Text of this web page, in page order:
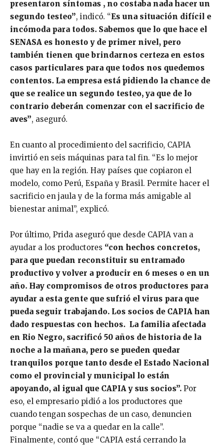
presentaron síntomas , no costaba nada hacer un
segundo testeo”, indicó. “Es una situación difícil e
incómoda para todos. Sabemos que lo que hace el
SENASA es honesto y de primer nivel, pero
también tienen que brindarnos certeza en estos
casos particulares para que todos nos quedemos
contentos. La empresa está pidiendo la chance de
que se realice un segundo testeo, ya que de lo
contrario deberán comenzar con el sacrificio de
aves”, aseguró.
En cuanto al procedimiento del sacrificio, CAPIA
invirtió en seis máquinas para tal fin. “Es lo mejor
que hay en la región. Hay países que copiaron el
modelo, como Perú, España y Brasil. Permite hacer el
sacrificio en jaula y de la forma más amigable al
bienestar animal”, explicó.
Por último, Prida aseguró que desde CAPIA van a
ayudar a los productores “con hechos concretos,
para que puedan reconstituir su entramado
productivo y volver a producir en 6 meses o en un
año. Hay compromisos de otros productores para
ayudar a esta gente que sufrió el virus para que
pueda seguir trabajando. Los socios de CAPIA han
dado respuestas con hechos. La familia afectada
en Rio Negro, sacrificó 50 años de historia de la
noche a la mañana, pero se pueden quedar
tranquilos porque tanto desde el Estado Nacional
como el provincial y municipal lo están
apoyando, al igual que CAPIA y sus socios”. Por
eso, el empresario pidió a los productores que
cuando tengan sospechas de un caso, denuncien
porque “nadie se va a quedar en la calle”.
Finalmente, contó que “CAPIA está cerrando la